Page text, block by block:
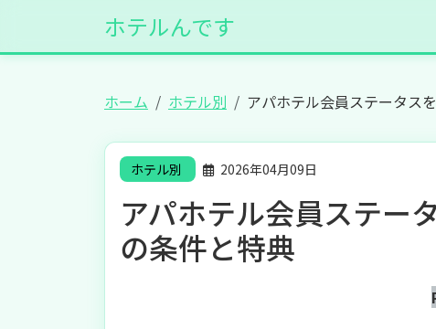
ホテルんです
ホーム ホテル別 アパホテル会員ステータス
ホテル別 2026年04月09日
アパホテル会員ステー
の条件と特典